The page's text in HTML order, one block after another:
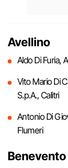
Avellino
Aldo Di Furia,
Vito Mario Di
S.p.A., Calitri
Antonio Di
Flumeri
Benevento